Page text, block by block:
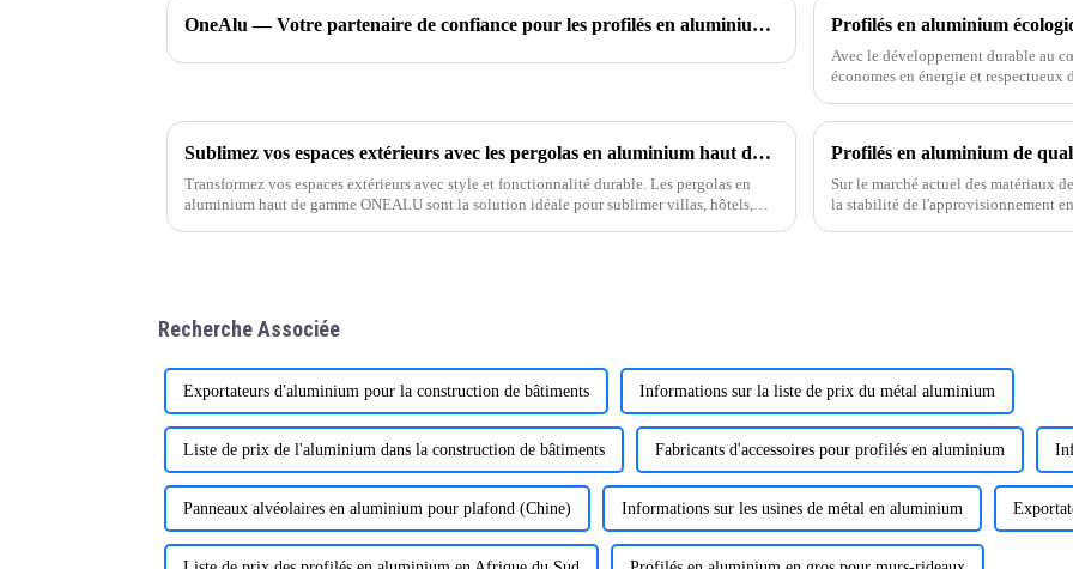
OneAlu — Votre partenaire de confiance pour les profilés en aluminium de haute qualité Profilés en aluminium
Avec le développement durable au
économes en énergie et
Sublimez vos espaces extérieurs avec les pergolas en aluminium haut de gamme ONEALU
Transformez vos espaces extérieurs avec style et fonctionnalité durable. Les pergolas en
aluminium haut de gamme ONEALU sont la solution idéale pour sublimer villas, hôtels,
Sur le marché actuel des matériaux
la stabilité de l'approvisionnement
Recherche Associée
Exportateurs d'aluminium pour la construction de bâtiments Informations sur la liste de prix du métal aluminium
Liste de prix de l'aluminium dans la construction de bâtiments Fabricants d'accessoires pour profilés en aluminium
Panneaux alvéolaires en aluminium pour plafond (Chine) Informations sur les usines de métal en aluminium